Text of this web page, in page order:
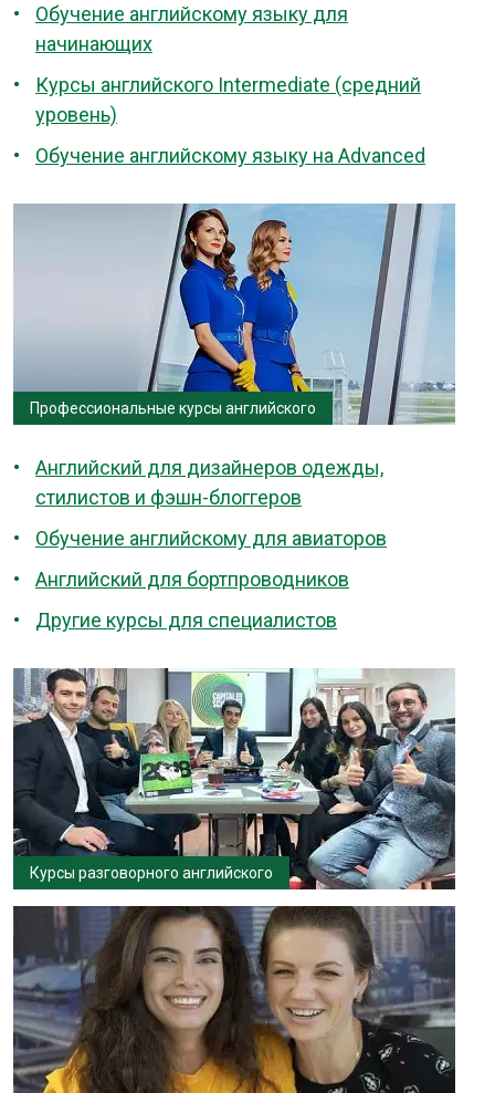
Обучение английскому языку для
начинающих
Курсы английского Intermediate (средний
уровень)
Обучение английскому языку на Advanced
Профессиональные курсы английского
Английский для дизайнеров одежды,
стилистов и фэшн-блоггеров
Обучение английскому для авиаторов
Английский для бортпроводников
Другие курсы для специалистов
Курсы разговорного английского